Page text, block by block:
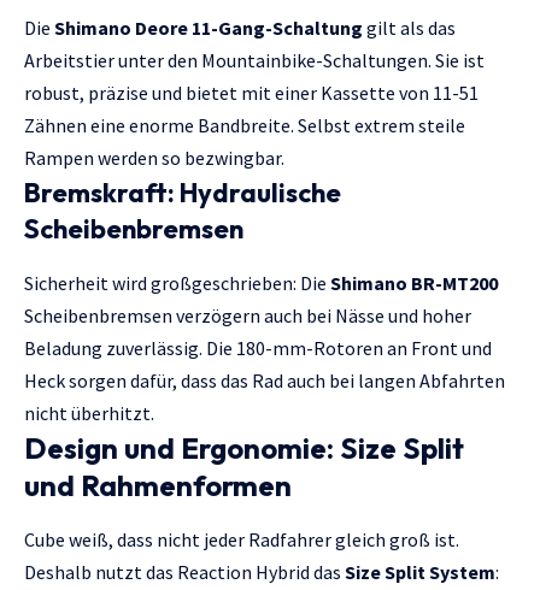
Die Shimano Deore 11-Gang-Schaltung gilt als das
Arbeitstier unter den Mountainbike-Schaltungen. Sie ist
robust, präzise und bietet mit einer Kassette von 11-51
Zähnen eine enorme Bandbreite. Selbst extrem steile
Rampen werden so bezwingbar.
Bremskraft: Hydraulische
Scheibenbremsen
Sicherheit wird großgeschrieben: Die Shimano BR-MT200
Scheibenbremsen verzögern auch bei Nässe und hoher
Beladung zuverlässig. Die 180-mm-Rotoren an Front und
Heck sorgen dafür, dass das Rad auch bei langen Abfahrten
nicht überhitzt.
Design und Ergonomie: Size Split
und Rahmenformen
Cube weiß, dass nicht jeder Radfahrer gleich groß ist.
Deshalb nutzt das Reaction Hybrid das Size Split System: